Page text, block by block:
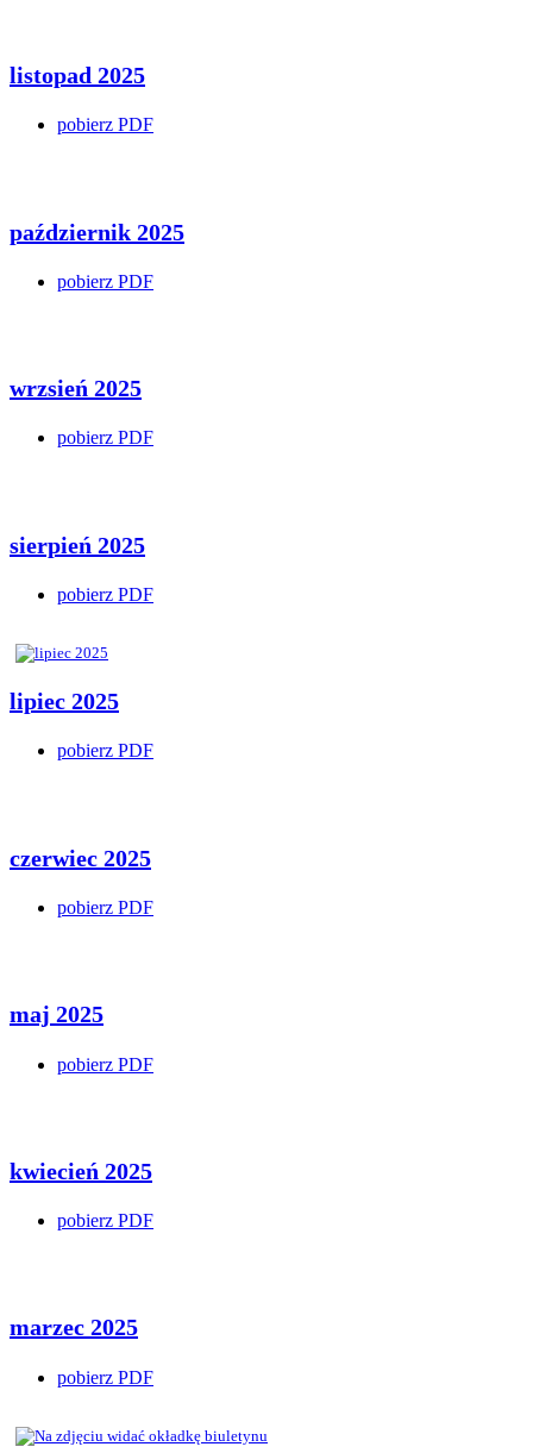
listopad 2025
pobierz PDF
październik 2025
pobierz PDF
wrzsień 2025
pobierz PDF
sierpień 2025
pobierz PDF
lipiec 2025
pobierz PDF
czerwiec 2025
pobierz PDF
maj 2025
pobierz PDF
kwiecień 2025
pobierz PDF
marzec 2025
pobierz PDF